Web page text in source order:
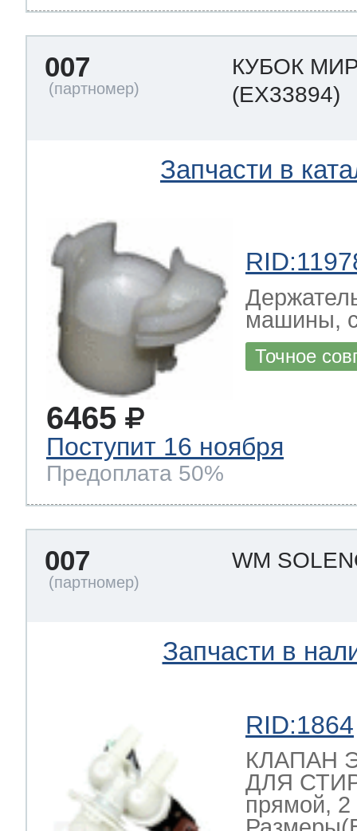
007
КУБОК
(EX33894)
Запчасти в
машины,
Точное
6465
Поступит 16 ноября
Предоплата 50%
007 WM
Запчасти в
RID:1864
КЛАПАН
ДЛЯ
прямой,